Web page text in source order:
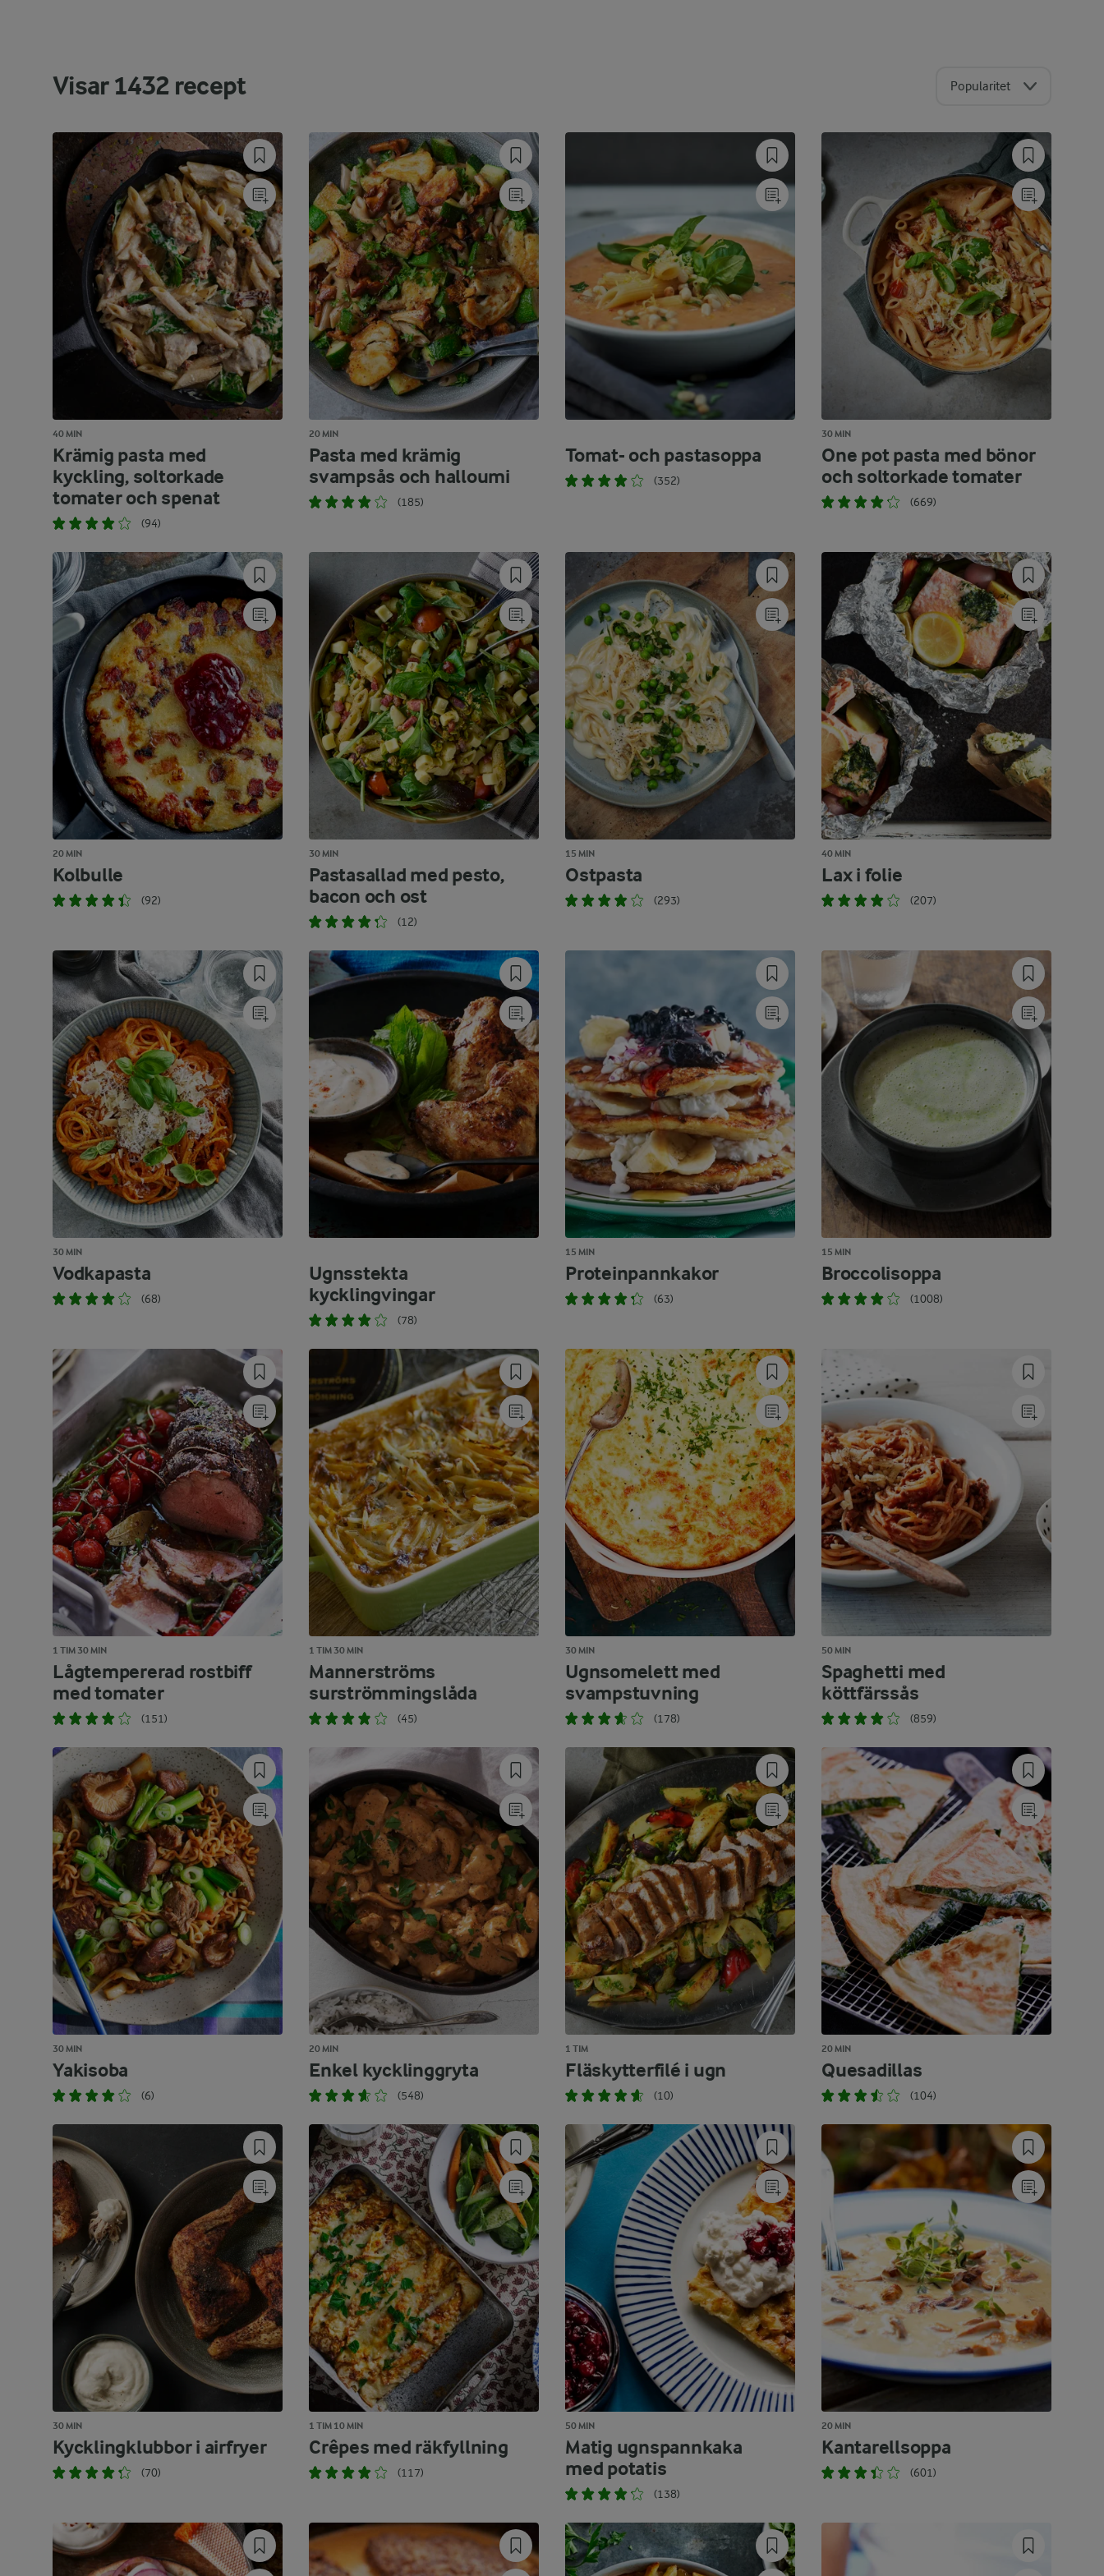
Visar1432 recept Popularitet
40 MIN
Krämig pasta med
kyckling, soltorkade
tomater och spenat
(94)
20 MIN
Pasta med krämig
svampsås och halloumi
(185)
Tomat- och pastasoppa
(352)
30 MIN
One pot pasta med bönor
och soltorkade tomater
(669)
20 MIN
Kolbulle
(92)
30 MIN
Pastasallad med pesto,
bacon och ost
(12)
15 MIN
Ostpasta
(293)
40 MIN
Lax i folie
(207)
30 MIN
Vodkapasta
(68)
Ugnsstekta
kycklingvingar
(78)
15 MIN
Proteinpannkakor
(63)
15 MIN
Broccolisoppa
(1008)
1 TIM 30 MIN
Lågtempererad rostbiff
med tomater
(151)
1 TIM 30 MIN
Mannerströms
surströmmingslåda
(45)
30 MIN
Ugnsomelett med
svampstuvning
(178)
50 MIN
Spaghetti med
köttfärssås
(859)
30 MIN
Yakisoba
(6)
20 MIN
Enkel kycklinggryta
(548)
1 TIM
Fläskytterfilé i ugn
(10)
20 MIN
Quesadillas
(104)
30 MIN
Kycklingklubbor i airfryer
(70)
1 TIM 10 MIN
Crêpes med räkfyllning
(117)
50 MIN
Matig ugnspannkaka
med potatis
(138)
20 MIN
Kantarellsoppa
(601)